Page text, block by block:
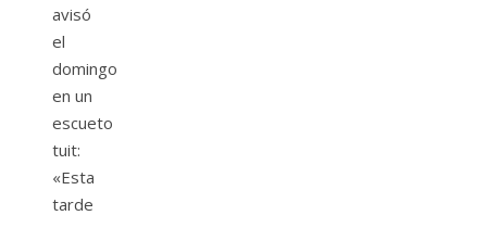
avisó
el
domingo
en un
escueto
tuit:
«Esta
tarde